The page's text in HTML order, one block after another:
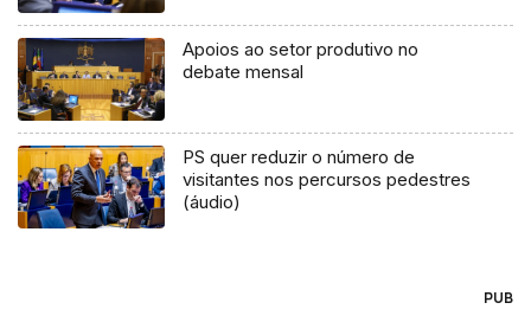
Apoios ao setor produtivo no
debate mensal
PS quer reduzir o número de
visitantes nos percursos pedestres
(áudio)
PUB